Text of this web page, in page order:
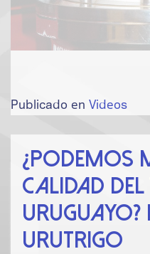
Publicado en Videos
¿Podemos
calidad
uruguayo?
Urutrigo